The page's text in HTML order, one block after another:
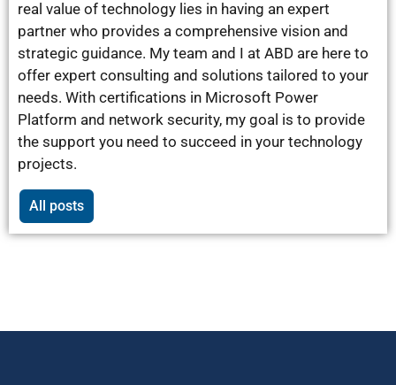
real value of technology lies in having an expert
partner who provides a comprehensive vision and
strategic guidance. My team and I at ABD are here to
offer expert consulting and solutions tailored to your
needs. With certifications in Microsoft Power
Platform and network security, my goal is to provide
the support you need to succeed in your technology
projects.
All posts